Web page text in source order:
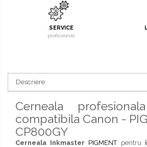
SERVICE
profesional
Descriere
Cerneala
compatibila Canon -
CP800GY
Cerneala Inkmaster PIGMENTpentru